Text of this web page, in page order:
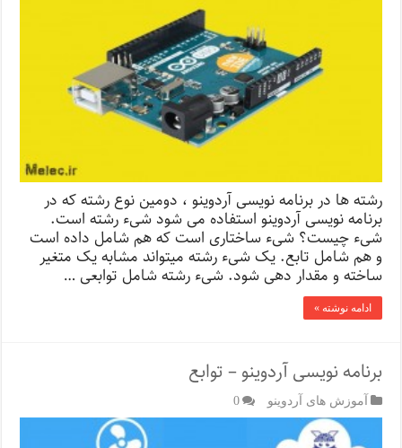
رشته‌ ها در برنامه نویسی آردوینو ، دومین نوع رشته که در
برنامه نویسی آردوینو استفاده می شود شیء رشته است.
شیء چیست؟ شیء ساختاری است که هم شامل داده است
و هم شامل تابع. یک شیء رشته میتواند مشابه یک متغیر
ساخته و مقدار دهی شود. شیء رشته شامل توابعی …
ادامه نوشته »
برنامه نویسی آردوینو – توابع
آموزش های آردوینو 0